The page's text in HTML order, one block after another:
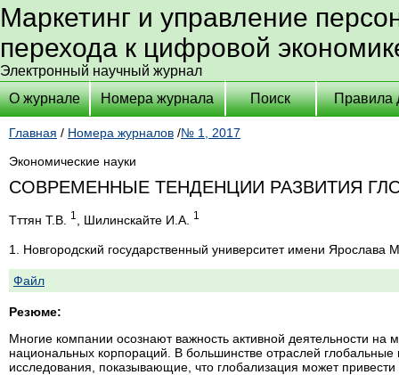
Маркетинг и управление
перехода к цифровой
Электронный научный журнал
О журнале
Номера журнала Поиск Правила
Главная / Номера журналов /№ 1, 2017
Экономические науки
СОВРЕМЕННЫЕ ТЕНДЕНЦИИ РАЗВИТИЯ
Тттян Т.В. 1 , Шилинскайте И.А. 1
1. Новгородский государственный университет имени Ярослава
Файл
Резюме:
Многие компании осознают важность активной деятельности
национальных корпораций. В большинстве отраслей
исследования, показывающие, что глобализация может